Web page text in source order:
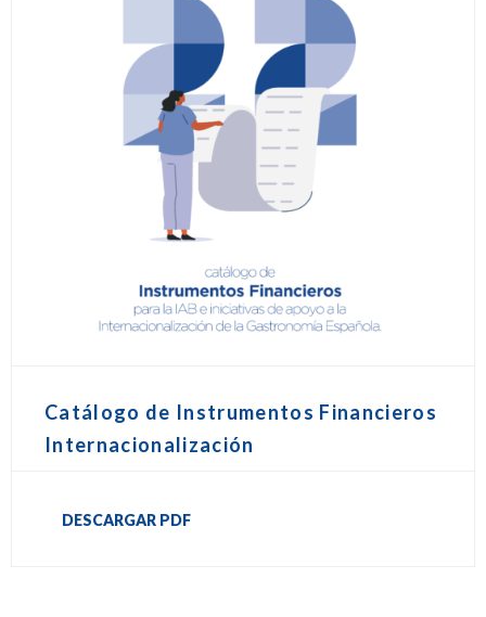
Catálogo de Instrumentos Financieros
Internacionalización
DESCARGAR PDF